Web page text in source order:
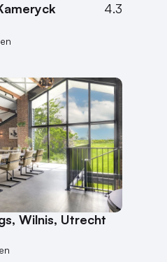
4.3
Wilnis, Utrecht